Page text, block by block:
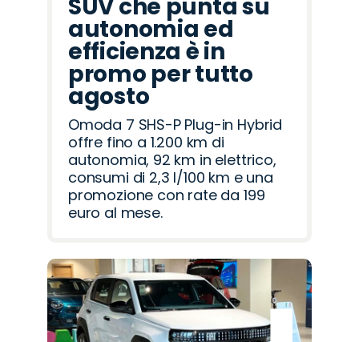
SUV che punta su
autonomia ed
efficienza è in
promo per tutto
agosto
Omoda 7 SHS-P Plug-in Hybrid
offre fino a 1.200 km di
autonomia, 92 km in elettrico,
consumi di 2,3 l/100 km e una
promozione con rate da 199
euro al mese.